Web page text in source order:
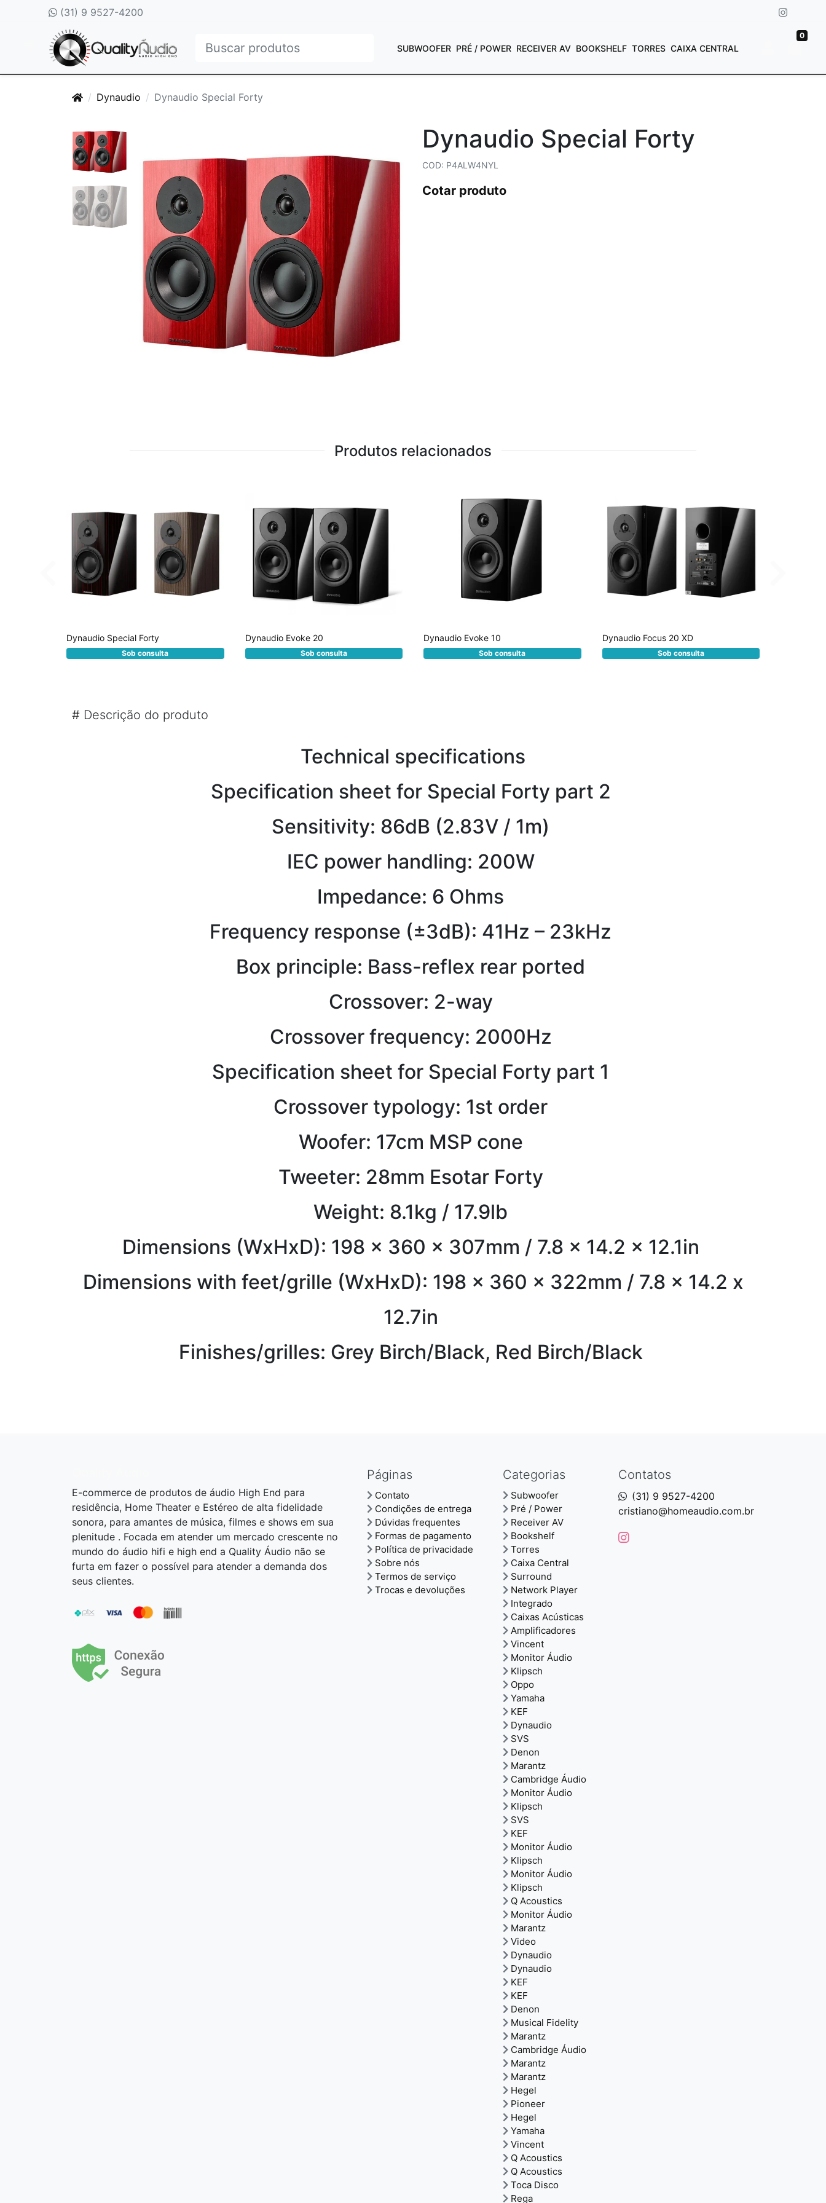
(31) 9 9527-4200
0
SUBWOOFER PRÉ / POWER RECEIVER AV BOOKSHELF TORRES CAIXA CENTRAL
Dynaudio Dynaudio Special Forty
Dynaudio Special Forty
COD: P4ALW4NYL
Cotar produto
Produtos relacionados
Dynaudio Special Forty
Sob consulta
Dynaudio Evoke 20
Sob consulta
Dynaudio Evoke 10
Sob consulta
Dynaudio Focus 20 XD
Sob consulta
# Descrição do produto
Technical specifications
Specification sheet for Special Forty part 2
Sensitivity: 86dB (2.83V / 1m)
IEC power handling: 200W
Impedance: 6 Ohms
Frequency response (±3dB): 41Hz – 23kHz
Box principle: Bass-reflex rear ported
Crossover: 2-way
Crossover frequency: 2000Hz
Specification sheet for Special Forty part 1
Crossover typology: 1st order
Woofer: 17cm MSP cone
Tweeter: 28mm Esotar Forty
Weight: 8.1kg / 17.9lb
Dimensions (WxHxD): 198 x 360 x 307mm / 7.8 x 14.2 x 12.1in
Dimensions with feet/grille (WxHxD): 198 x 360 x 322mm / 7.8 x 14.2 x
12.7in
Finishes/grilles: Grey Birch/Black, Red Birch/Black
Contatos
(31) 9 9527-4200
cristiano@homeaudio.com.br
Páginas
Contato
Condições de entrega
Dúvidas frequentes
Formas de pagamento
Política de privacidade
Sobre nós
Termos de serviço
Trocas e devoluções
Categorias
Subwoofer
Pré / Power
Receiver AV
Bookshelf
Torres
Caixa Central
Surround
Network Player
Integrado
Caixas Acústicas
Amplificadores
Vincent
Monitor Áudio
Klipsch
Oppo
Yamaha
KEF
Dynaudio
SVS
Denon
Marantz
Cambridge Áudio
Monitor Áudio
Klipsch
SVS
KEF
Monitor Áudio
Klipsch
Monitor Áudio
Klipsch
Q Acoustics
Monitor Áudio
Marantz
Video
Dynaudio
Dynaudio
KEF
KEF
Denon
Musical Fidelity
Marantz
Cambridge Áudio
Marantz
Marantz
Hegel
Pioneer
Hegel
Yamaha
Vincent
Q Acoustics
Q Acoustics
Toca Disco
Rega
E-commerce de produtos de áudio High End para
residência, Home Theater e Estéreo de alta fidelidade
sonora, para amantes de música, filmes e shows em sua
plenitude . Focada em atender um mercado crescente no
mundo do áudio hifi e high end a Quality Áudio não se
furta em fazer o possível para atender a demanda dos
seus clientes.